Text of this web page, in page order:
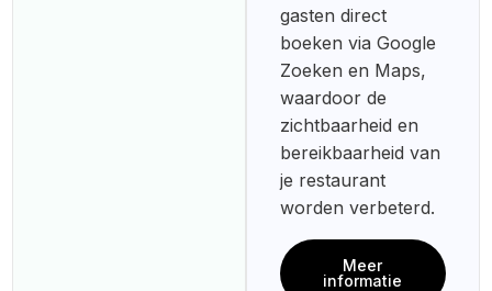
gasten direct
boeken via Google
Zoeken en Maps,
waardoor de
zichtbaarheid en
bereikbaarheid van
je restaurant
worden verbeterd.
Meer
informatie